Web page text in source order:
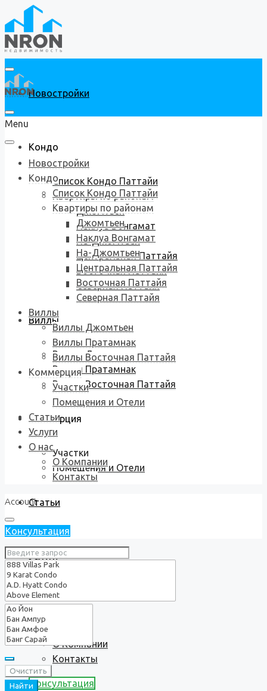
Новостройки
Кондо
Список Кондо Паттайи
Квартиры по районам
Джомтьен
Наклуа Вонгамат
На-Джомтьен
Центральная Паттайя
Восточная Паттайя
Северная Паттайя
Виллы
Виллы Джомтьен
Виллы Пратамнак
Виллы Восточная Паттайя
Коммерция
Участки
Помещения и Отели
Статьи
Услуги
О нас
О Компании
Контакты
Консультация
Menu
Новостройки
Кондо
Список Кондо Паттайи
Квартиры по районам
Джомтьен
Наклуа Вонгамат
На-Джомтьен
Центральная Паттайя
Восточная Паттайя
Северная Паттайя
Виллы
Виллы Джомтьен
Виллы Пратамнак
Виллы Восточная Паттайя
Коммерция
Участки
Помещения и Отели
Статьи
Услуги
О нас
О Компании
Контакты
Account
Консультация
Очистить
Найти